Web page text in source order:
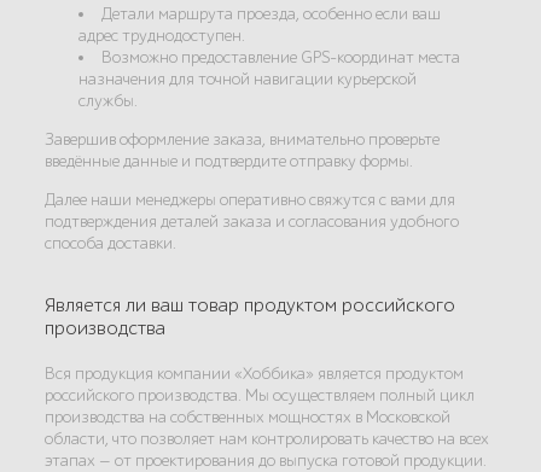
Детали маршрута проезда, особенно если ваш
адрес труднодоступен.
Возможно предоставление GPS-координат места
назначения для точной навигации курьерской
службы.
Завершив оформление заказа, внимательно проверьте
введённые данные и подтвердите отправку формы.
Далее наши менеджеры оперативно свяжутся с вами для
подтверждения деталей заказа и согласования удобного
способа доставки.
Является ли ваш товар продуктом российского
производства
Вся продукция компании «Хоббика» является продуктом
российского производства. Мы осуществляем полный цикл
производства на собственных мощностях в Московской
области, что позволяет нам контролировать качество на всех
этапах — от проектирования до выпуска готовой продукции.